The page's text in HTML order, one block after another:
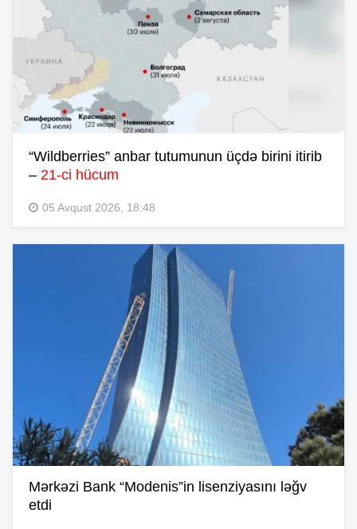
“Wildberries” anbar tutumunun üçdə birini itirib
– 21-ci hücum
05 Avqust 2026, 18:48
Mərkəzi Bank “Modenis”in lisenziyasını ləğv
etdi